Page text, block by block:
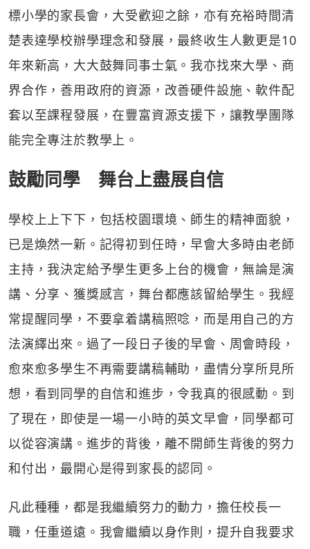
標小學的家長會，大受歡迎之餘，亦有充裕時間清
楚表達學校辦學理念和發展，最終收生人數更是10
年來新高，大大鼓舞同事士氣。我亦找來大學、商
界合作，善用政府的資源，改善硬件設施、軟件配
套以至課程發展，在豐富資源支援下，讓教學團隊
能完全專注於教學上。
鼓勵同學 舞台上盡展自信
學校上上下下，包括校園環境、師生的精神面貌，
已是煥然一新。記得初到任時，早會大多時由老師
主持，我決定給予學生更多上台的機會，無論是演
講、分享、獲獎感言，舞台都應該留給學生。我經
常提醒同學，不要拿着講稿照唸，而是用自己的方
法演繹出來。過了一段日子後的早會、周會時段，
愈來愈多學生不再需要講稿輔助，盡情分享所見所
想，看到同學的自信和進步，令我真的很感動。到
了現在，即使是一場一小時的英文早會，同學都可
以從容演講。進步的背後，離不開師生背後的努力
和付出，最開心是得到家長的認同。
凡此種種，都是我繼續努力的動力，擔任校長一
職，任重道遠。我會繼續以身作則，提升自我要求